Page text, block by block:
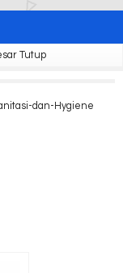
Tutup
dan-Hygiene